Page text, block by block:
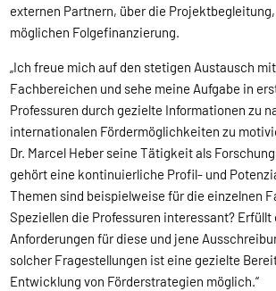
externen Partnern, über die
möglichen Folgefinanzierung.
„Ich freue mich auf den stetigen Austausch
Fachbereichen und sehe meine Aufgabe in
Professuren durch gezielte Informationen zu
internationalen Fördermöglichkeiten zu
Dr. Marcel Heber seine Tätigkeit als
gehört eine kontinuierliche Profil- und
Themen sind beispielweise für die einzelnen
Speziellen die Professuren interessant? Erfüllt
Anforderungen für diese und jene
solcher Fragestellungen ist eine gezielte
Entwicklung von Förderstrategien möglich.“